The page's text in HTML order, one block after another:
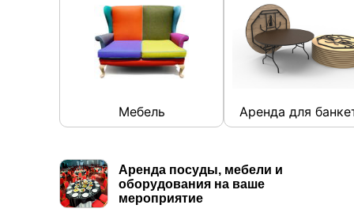
Мебель Аренда для
Аренда посуды, мебели и
оборудования на ваше
мероприятие